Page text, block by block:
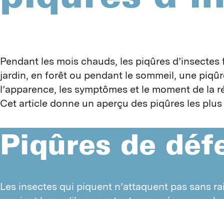
Pendant les mois chauds, les piqûres
jardin, en forêt ou pendant le sommeil, une
l’apparence, les symptômes et le moment de
Cet article donne un aperçu des piqûres les
Piqûres de
Les insectes qui piquent n’attaquent pas sans